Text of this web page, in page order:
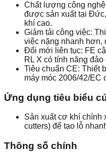
Chất lượng công
được sản xuất tại
khí cao.
Giảm tải công việc:
việc nặng nhanh hơn,
Đổi mới liên tục: FE
RL X có tính năng
Tiêu chuẩn CE: Thiết
máy móc 2006/42/EC
Ứng dụng tiêu biểu
Sản xuất cơ khí chính
cutters) để tạo lỗ
Thông số chính